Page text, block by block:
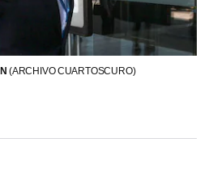
(ARCHIVO CUARTOSCURO)